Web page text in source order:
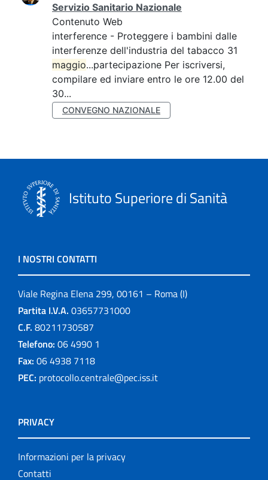
Servizio Sanitario Nazionale
Contenuto Web
interference - Proteggere i bambini dalle
interferenze dell'industria del tabacco 31
maggio...partecipazione Per iscriversi,
compilare ed inviare entro le ore 12.00 del
30...
CONVEGNO NAZIONALE
Istituto Superiore di Sanità
I NOSTRI CONTATTI
Viale Regina Elena 299, 00161 – Roma (I)
Partita I.V.A. 03657731000
C.F. 80211730587
Telefono: 06 4990 1
Fax: 06 4938 7118
PEC: protocollo.centrale@pec.iss.it
PRIVACY
Informazioni per la privacy
Contatti